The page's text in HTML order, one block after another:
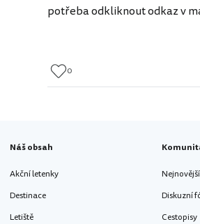
potřeba odkliknout odkaz v
0
Náš obsah
Akční letenky
Destinace
Letiště
Diskuzní
Cestopisy